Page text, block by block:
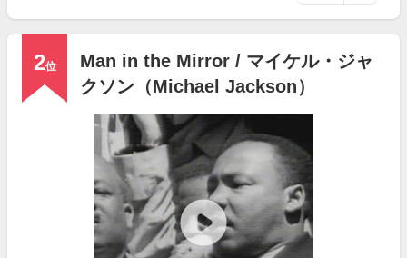
2位
Man in the Mirror / マイケル・ジャ
クソン（Michael Jackson）